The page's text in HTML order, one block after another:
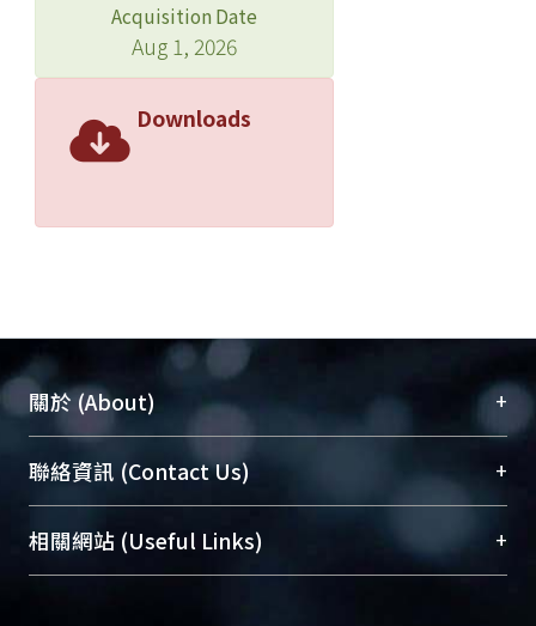
Acquisition Date
Aug 1, 2026
Downloads
關於 (About) +
臺大位居世界頂尖大學之列，為永久珍藏及向國際
展現本校豐碩的研究成果及學術能量，圖書館整合
機構典藏（NTUR）與學術庫（AH）不同功能平
台，成為臺大學術典藏NTU scholars。期能整合研
聯絡資訊 (Contact Us) +
總館學科館員(Main Library)
醫學圖書館學科館員(Medical Library)
相關網站 (Useful Links) +